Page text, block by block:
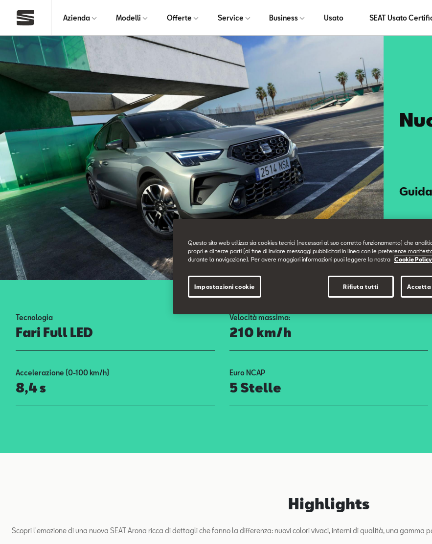
Azienda Modelli Offerte Service Business Usato SEAT Usato
Tecnologia
Fari Full LED
Velocità massima:
210 km/h
Accelerazione (0-100 km/h)
8,4 s
Euro NCAP
5 Stelle
Highlights
Scopri l'emozione di una nuova SEAT Arona ricca di dettagli che fanno la differenza: nuovi colori vivaci, interni di qualità, una
Questo sito web utilizza sia cookies tecnici (necessari al suo corretto funzionamento) che
propri e di terze parti (al fine di inviare messaggi pubblicitari in linea con le preferenze
durante la navigazione). Per avere maggiori informazioni puoi leggere la nostra
Cookie Policy
Rifiuta tutti
Impostazioni cookie